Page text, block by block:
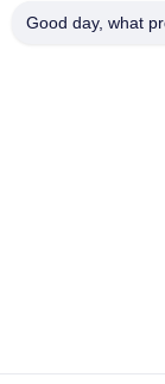
Huis
Good day, what